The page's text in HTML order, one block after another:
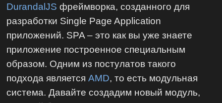
DurandalJS фреймворка, созданного для
разработки Single Page Application
приложений. SPA – это как вы уже знаете
приложение построенное специальным
образом. Одним из постулатов такого
подхода являетсяAMD, то есть модульная
система. Давайте создадим новый модуль,